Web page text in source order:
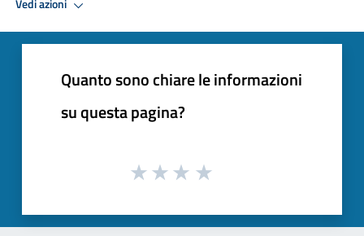
Vedi azioni
Quanto sono chiare le informazioni
su questa pagina?